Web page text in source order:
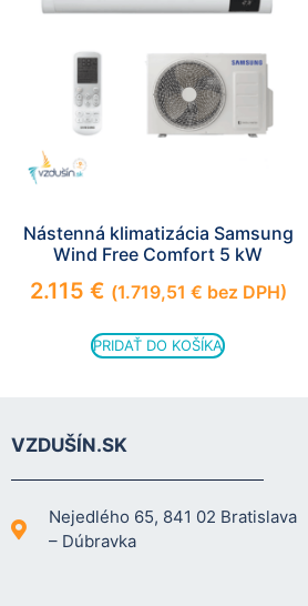
Nástenná klimatizácia Samsung
Wind Free Comfort 5 kW
2.115 € (1.719,51 € bez DPH)
PRIDAŤ DO KOŠÍKA
VZDUŠÍN.SK
Nejedlého 65, 841 02 Bratislava
– Dúbravka